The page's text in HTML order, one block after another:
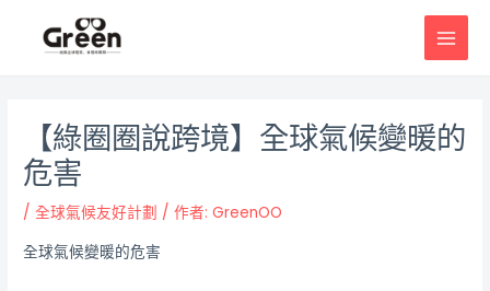
【綠圈圈說跨境】全球氣候變暖的
危害
/全球氣候友好計劃 / 作者:GreenOO
全球氣候變暖的危害